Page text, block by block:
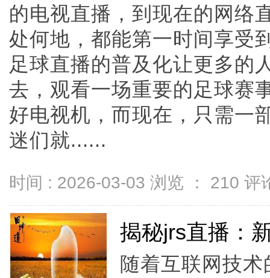
的电视直播，到现在的网络
处何地，都能第一时间享受
足球直播的普及化让更多的
去，观看一场重要的足球赛
好电视机，而现在，只需一
迷们就......
时间 : 2026-03-03 浏览 ： 210 评
揭秘jrs直播：
随着互联网技